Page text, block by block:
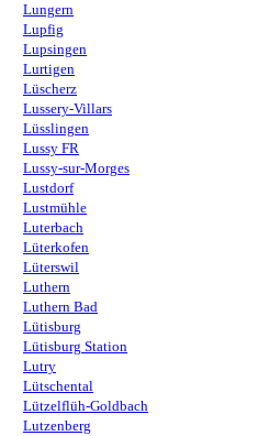
Lungern
Lupfig
Lupsingen
Lurtigen
Lüscherz
Lussery-Villars
Lüsslingen
Lussy FR
Lussy-sur-Morges
Lustdorf
Lustmühle
Luterbach
Lüterkofen
Lüterswil
Luthern
Luthern Bad
Lütisburg
Lütisburg Station
Lutry
Lütschental
Lützelflüh-Goldbach
Lutzenberg